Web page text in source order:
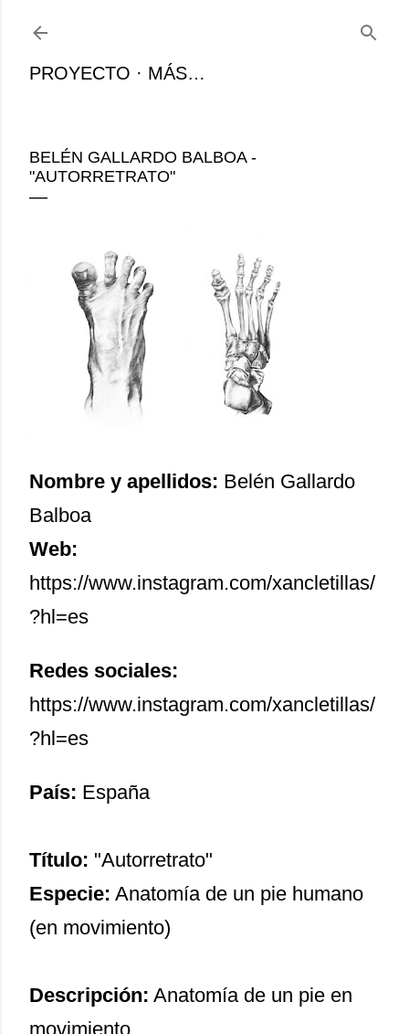
Ir al contenido principal
PROYECTO MÁS…
BELÉN GALLARDO BALBOA -
"AUTORRETRATO"
Nombre y apellidos: Belén Gallardo
Balboa
Web:
https://www.instagram.com/xancletillas/
?hl=es
Redes sociales:
https://www.instagram.com/xancletillas/
?hl=es
País: España
Título: "Autorretrato"
Especie: Anatomía de un pie humano
(en movimiento)
Descripción: Anatomía de un pie en
movimiento.